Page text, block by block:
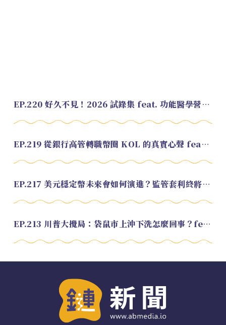
EP.220 好久不見！2026 試錄集 feat. 功能醫學營養師 美寶
EP.219 從銀行高管轉職幣圈 KOL 的真實心聲 feat.龜大
EP.217 美元穩定幣未來會如何演進？監管套利終將收斂？feat. 研究員 余哲安
EP.213 川普大攪局：袋鼠市上沖下洗怎麼回事？feat. Alvin